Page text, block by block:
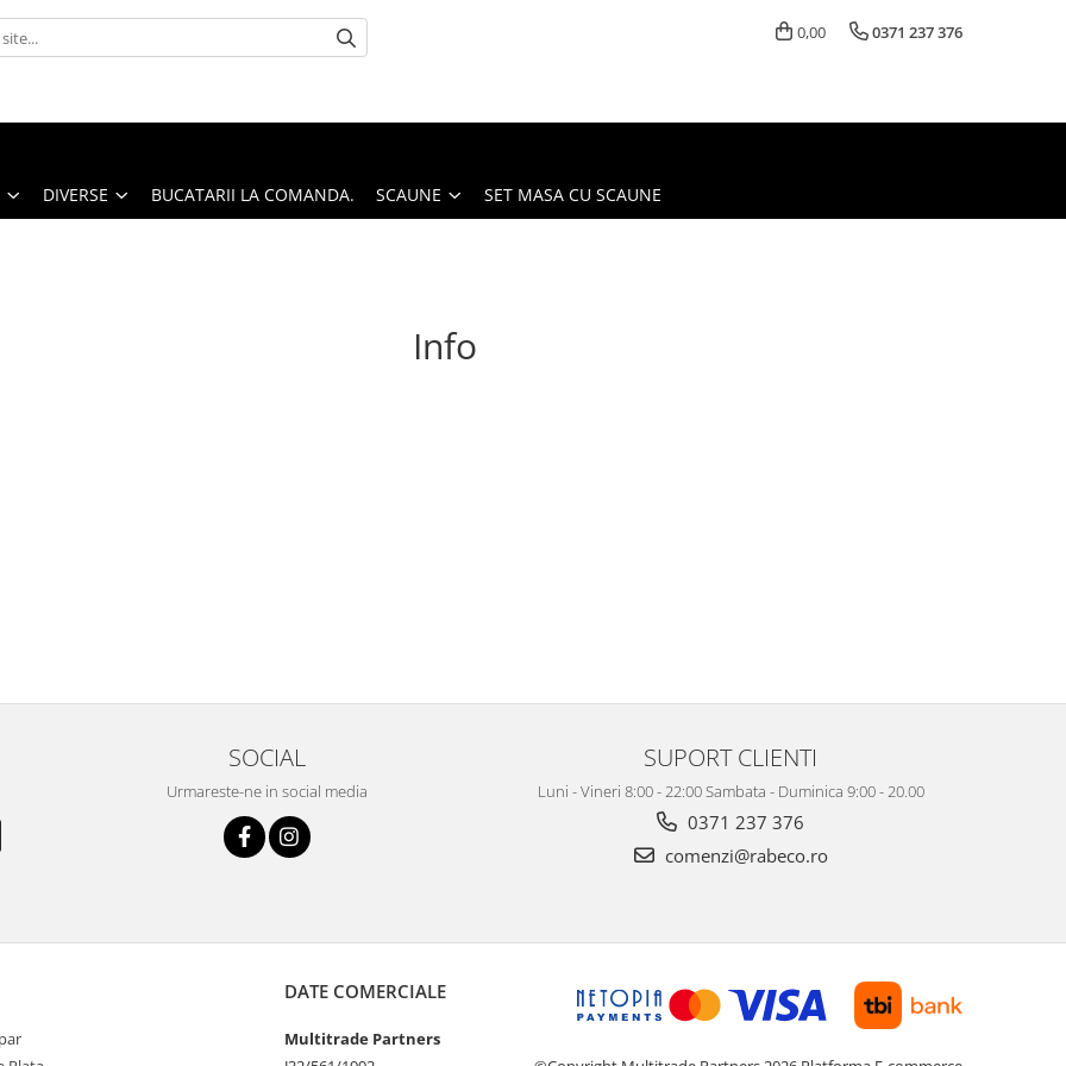
0,00 0371 237 376
DIVERSE BUCATARII LA COMANDA. SCAUNE SET MASA CU SCAUNE
Info
SOCIAL
Urmareste-ne in social media
SUPORT CLIENTI
Luni - Vineri 8:00 - 22:00 Sambata - Duminica 9:00 - 20.00
0371 237 376
comenzi@rabeco.ro
DATE COMERCIALE
Multitrade Partners